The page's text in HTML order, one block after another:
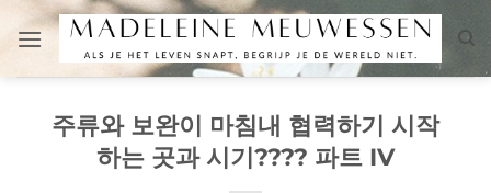
content
주류와 보완이 마침내 협력하기 시작
하는 곳과 시기???? 파트 IV